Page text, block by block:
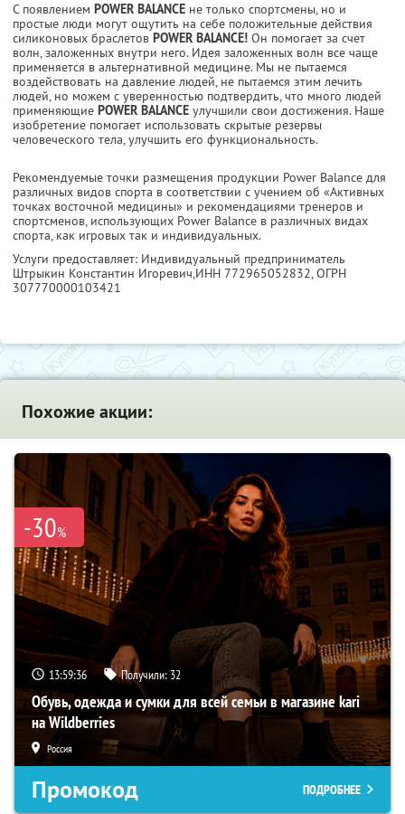
С появлением POWER BALANCE не только спортсмены, но и
простые люди могут ощутить на себе положительные действия
силиконовых браслетов POWER BALANCE! Он помогает за счет
волн, заложенных внутри него. Идея заложенных волн все чаще
применяется в альтернативной медицине. Мы не пытаемся
воздействовать на давление людей, не пытаемся этим лечить
людей, но можем с уверенностью подтвердить, что много людей
применяющие POWER BALANCE улучшили свои достижения. Наше
изобретение помогает использовать скрытые резервы
человеческого тела, улучшить его функциональность.
Рекомендуемые точки размещения продукции Power Balance для
различных видов спорта в соответствии с учением об «Активных
точках восточной медицины» и рекомендациями тренеров и
спортсменов, использующих Power Balance в различных видах
спорта, как игровых так и индивидуальных.
Услуги предоставляет: Индивидуальный предприниматель
Штрыкин Константин Игоревич,ИНН 772965052832, ОГРН
307770000103421
Похожие акции:
-30%
13:59:35 Получили: 32
Обувь, одежда и сумки для всей семьи в магазине kari
на Wildberries
Россия
Промокод ПОДРОБНЕЕ